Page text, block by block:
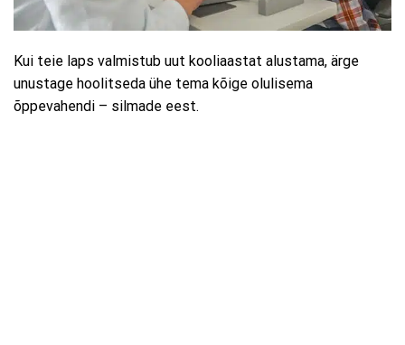
Kui teie laps valmistub uut kooliaastat alustama, ärge
unustage hoolitseda ühe tema kõige olulisema
õppevahendi – silmade eest.